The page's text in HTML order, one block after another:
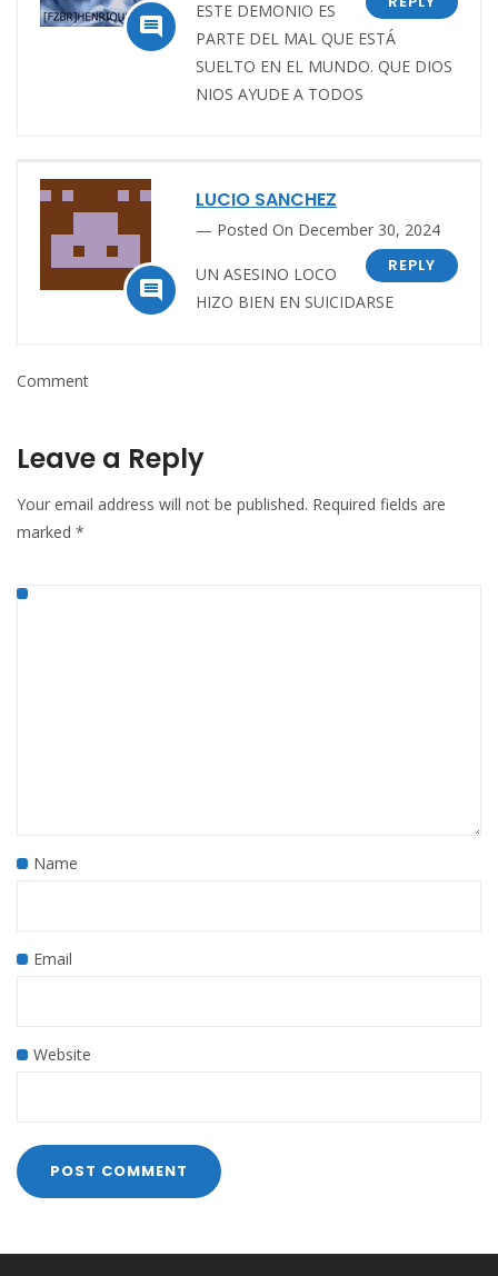

ESTE DEMONIO ES
PARTE DEL MAL QUE ESTÁ
SUELTO EN EL MUNDO. QUE DIOS
NIOS AYUDE A TODOS

LUCIO SANCHEZ
Posted On December 30, 2024
REPLY
UN ASESINO LOCO
HIZO BIEN EN SUICIDARSE
Comment
Leave a Reply
Your email address will not be published. Required fields are
marked *
Name
Email
Website